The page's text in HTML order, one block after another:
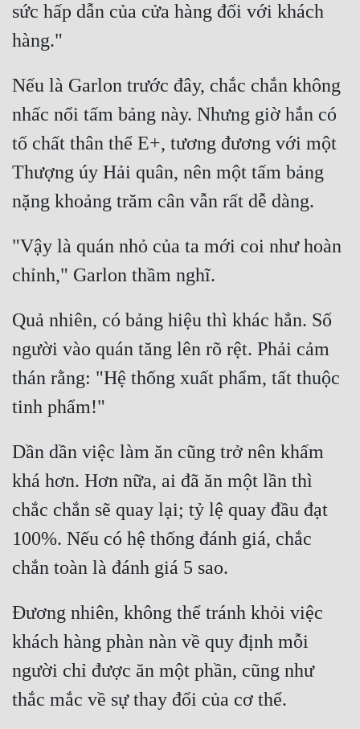
sức hấp dẫn của cửa hàng đối với khách
Nếu là Garlon trước đây, chắc chắn không
nhấc nổi tấm bảng này. Nhưng giờ hắn có
tố chất thân thể E+, tương đương với một
Thượng úy Hải quân, nên một tấm bảng
"Vậy là quán nhỏ của ta mới coi như hoàn
Quả nhiên, có bảng hiệu thì khác hẳn. Số
người vào quán tăng lên rõ rệt. Phải cảm
thán rằng: "Hệ thống xuất phẩm, tất thuộc
Dần dần việc làm ăn cũng trở nên khấm
khá hơn. Hơn nữa, ai đã ăn một lần thì
chắc chắn sẽ quay lại; tỷ lệ quay đầu đạt
100%. Nếu có hệ thống đánh giá, chắc
Đương nhiên, không thể tránh khỏi việc
khách hàng phàn nàn về quy định mỗi
người chỉ được ăn một phần, cũng như